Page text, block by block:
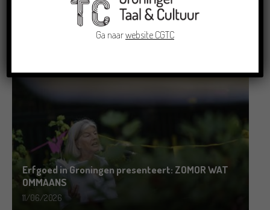
Grensoverschrijdende uitwisseling in Oldenburg
rond het Gronings en Platduits
Erfgoed in Groningen presenteert: ZOMOR WAT
OMMAANS
11/06/2026
Ga naarwebsite CGTC